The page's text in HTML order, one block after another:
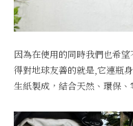
因為在使用的同時我們也希
得對地球友善的就是,它連瓶
生紙製成，結合天然、環保、